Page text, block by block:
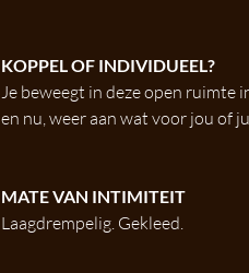
KOPPEL OF INDIVIDUEEL?
Je beweegt in deze open ruimte
en nu, weer aan wat voor jou of
MATE VAN INTIMITEIT
Laagdrempelig. Gekleed.